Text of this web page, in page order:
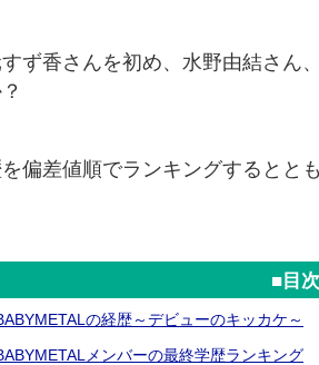
ず香さんを初め、水野由結さん
偏差値順でランキングするとと
■目次
の経歴～デビューのキッカケ～
メンバーの最終学歴ランキング